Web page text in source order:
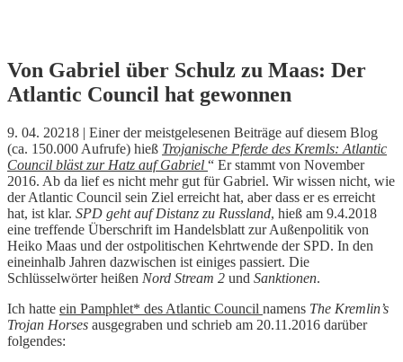
Skip
to
content
Von Gabriel über Schulz zu Maas: Der
Atlantic Council hat gewonnen
9. 04. 20218 | Einer der meistgelesenen Beiträge auf diesem Blog
(ca. 150.000 Aufrufe) hieß Trojanische Pferde des Kremls: Atlantic
Council bläst zur Hatz auf Gabriel “ Er stammt von November
2016. Ab da lief es nicht mehr gut für Gabriel. Wir wissen nicht, wie
der Atlantic Council sein Ziel erreicht hat, aber dass er es erreicht
hat, ist klar. SPD geht auf Distanz zu Russland, hieß am 9.4.2018
eine treffende Überschrift im Handelsblatt zur Außenpolitik von
Heiko Maas und der ostpolitischen Kehrtwende der SPD. In den
eineinhalb Jahren dazwischen ist einiges passiert. Die
Schlüsselwörter heißen Nord Stream 2 und Sanktionen.
Ich hatte ein Pamphlet* des Atlantic Council namens The Kremlin’s
Trojan Horses ausgegraben und schrieb am 20.11.2016 darüber
folgendes: